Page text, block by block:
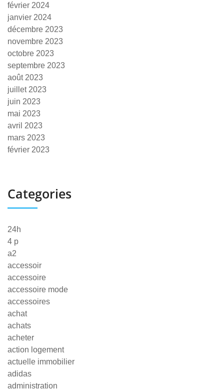
février 2024
janvier 2024
décembre 2023
novembre 2023
octobre 2023
septembre 2023
août 2023
juillet 2023
juin 2023
mai 2023
avril 2023
mars 2023
février 2023
Categories
24h
4 p
a2
accessoir
accessoire
accessoire mode
accessoires
achat
achats
acheter
action logement
actuelle immobilier
adidas
administration